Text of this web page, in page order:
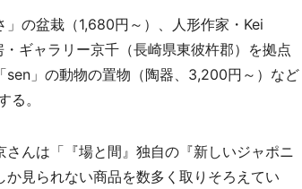
の盆栽（1,680円～）、人形作家・Kei
ギャラリー京千（長崎県東彼杵郡）を拠点
」の動物の置物（陶器、3,200円～）など
。
んは「『場と間』独自の『新しいジャポニ
見られない商品を数多く取りそろえてい